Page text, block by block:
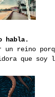
habla.
un reino
que